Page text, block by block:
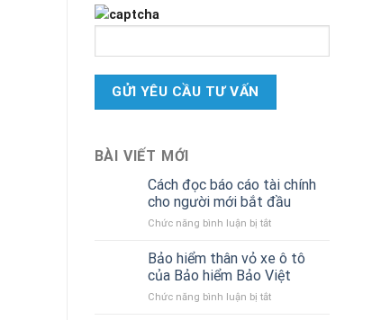
BÀI VIẾT MỚI
Cách đọc báo cáo tài chính
cho người mới bắt đầu
Chức năng bình luận bị tắtở
đọc
báo
cáo
tài
Bảo hiểm thân vỏ xe ô tô
của Bảo hiểm Bảo Việt
Chức năng bình luận bị tắtở